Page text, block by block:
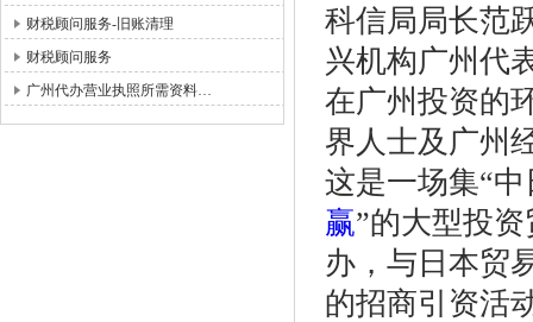
财税顾问服务-旧账清理
财税顾问服务
广州代办营业执照所需资料…
科信局局长范
兴机构广州代
在广州投资的
界人士及广州
这是一场集“
赢”的大型投
办，与日本贸
的招商引资活